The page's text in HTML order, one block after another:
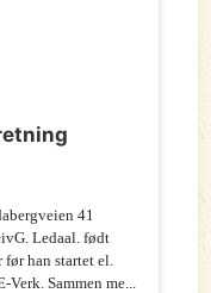
41
Ledaal. født
han startet el.
Sammen me...